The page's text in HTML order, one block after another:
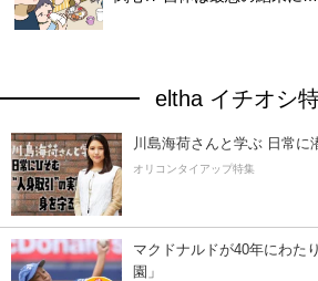
eltha イチオシ
川島海荷さんと学ぶ 日常に
オリコンタイアップ特集
マクドナルドが40年にわた
園」